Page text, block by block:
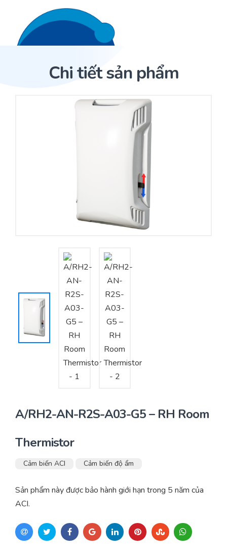
Trang Chủ
Cung cấp giải pháp quản lý cho toà nhà (BMS)
Tư vấn – Thiết kế – Cung cấp thiết bị HVAC
Tư vấn thiết kế, thi công tủ điều khiển
Thi công – Lắp đặt hệ thống HVAC
Chi tiết sản phẩm
Trang Chủ Sản phẩm Cảm biến ACI
A/RH2-AN-R2S-A03-G5 – RH Room
Thermistor
Cảm biến ACI Cảm biến độ ẩm
Sản phẩm này được bảo hành giới hạn trong 5 năm của
ACI.